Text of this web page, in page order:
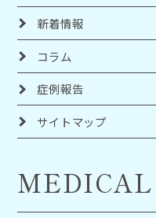
新着情報
コラム
症例報告
サイトマップ
MEDICAL